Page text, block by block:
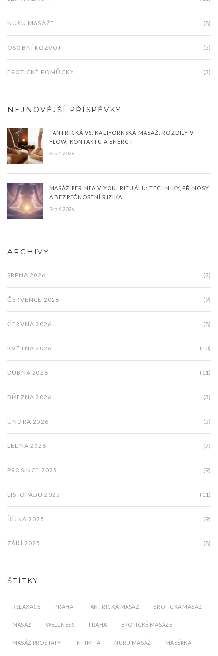
NURU MASÁŽE (8)
OSOBNÍ ROZVOJ (5)
EROTICKÉ POMŮCKY (3)
NEJNOVĚJŠÍ PŘÍSPĚVKY
TANTRICKÁ VS. KALIFORNSKÁ MASÁŽ: ROZDÍLY V
FLOW, KONTAKTU A ENERGII
Srp 1 2026
MASÁŽ PERINEA V YONI RITUÁLU: TECHNIKY, PŘÍNOSY
A BEZPEČNOSTNÍ RIZIKA
Srp 6 2026
ARCHIVY
SRPNA 2026 (2)
ČERVENCE 2026 (9)
ČERVNA 2026 (8)
KVĚTNA 2026 (10)
DUBNA 2026 (11)
BŘEZNA 2026 (3)
ÚNORA 2026 (5)
LEDNA 2026 (7)
PROSINCE 2025 (9)
LISTOPADU 2025 (11)
ŘÍJNA 2025 (9)
ZÁŘÍ 2025 (8)
ŠTÍTKY
RELAXACE PRAHA TANTRICKÁ MASÁŽ EROTICKÁ MASÁŽ
MASÁŽ WELLNESS PRAHA EROTICKÉ MASÁŽE
MASÁŽ PROSTATY INTIMITA NURU MASÁŽ MASÉRKA